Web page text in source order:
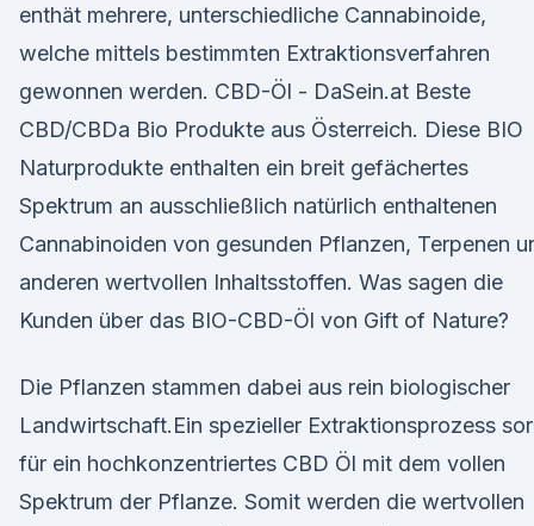
enthät mehrere, unterschiedliche Cannabinoide,
welche mittels bestimmten Extraktionsverfahren
gewonnen werden. CBD-Öl - DaSein.at Beste
CBD/CBDa Bio Produkte aus Österreich. Diese BIO
Naturprodukte enthalten ein breit gefächertes
Spektrum an ausschließlich natürlich enthaltenen
Cannabinoiden von gesunden Pflanzen, Terpenen
anderen wertvollen Inhaltsstoffen. Was sagen die
Kunden über das BIO-CBD-Öl von Gift of Nature?
Die Pflanzen stammen dabei aus rein biologischer
Landwirtschaft.Ein spezieller Extraktionsprozess
für ein hochkonzentriertes CBD Öl mit dem vollen
Spektrum der Pflanze. Somit werden die wertvollen